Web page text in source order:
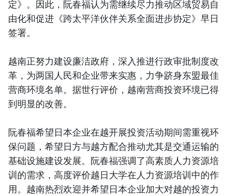
定》。因此，阮春福认为需继续尽力推动区域贸易自
由化和促进《跨太平洋伙伴关系全面进步协定》早日
签署。
越南正努力建设廉洁政府，深入推进行政审批制度改
革，为两国人民和企业带来实惠，力争跻身东盟最佳
营商环境名单。据世行评价，越南营商投资环境已得
到明显的改善。
阮春福希望日本企业在越开展投资活动期间需重视环
保问题，希望日方与越方配合推动尤其是交通运输的
基础设施建设发展。阮春福强调了高素质人力资源培
训的需求，高度评价越日大学在人力资源培训中的作
用。越南热烈欢迎并希望日本企业加大对越的投资力